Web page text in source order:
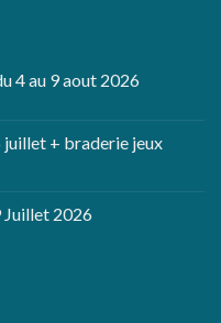
4 au 9 aout 2026
juillet + braderie jeux
Juillet 2026